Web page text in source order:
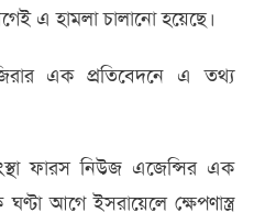
এ হামলা চালানো হয়েছে।
এক প্রতিবেদনে এ তথ্য
ফারস নিউজ এজেন্সির এক
আগে ইসরায়েলে ক্ষেপণাস্ত্র